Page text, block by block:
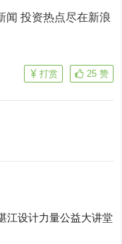
闻投资热点尽在新浪
25 赞
打赏
江设计力量公益大讲堂